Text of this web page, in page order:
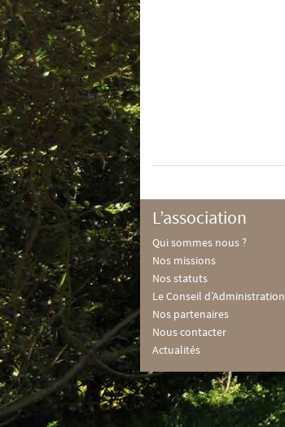
L’association
Qui sommes nous ?
Nos missions
Nos statuts
Le Conseil d’Administration
Nos partenaires
Nous contacter
Actualités